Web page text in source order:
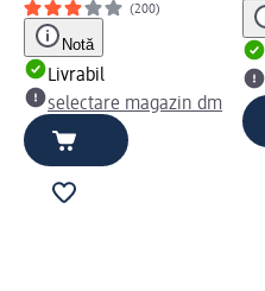
(200)
Notă
Livrabil
selectare magazin dm